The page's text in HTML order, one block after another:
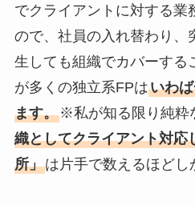
でクライアントに対する業
ので、社員の入れ替わり、
生しても組織でカバーする
が多くの独立系FPはいわ
ます。※私が知る限り純粋
織としてクライアント対応
所」は片手で数えるほどし